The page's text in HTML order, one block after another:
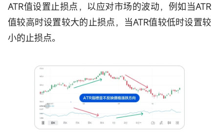
ATR值设置止损点，以应对市场的波动，例如当ATR
值较高时设置较大的止损点，当ATR值较低时设置较
小的止损点。